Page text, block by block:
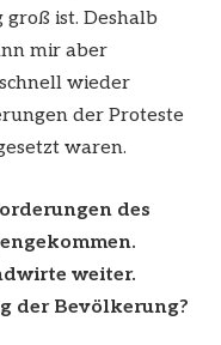
ist. Deshalb
mir aber
wieder
der Proteste
waren.
des
weiter.
der Bevölkerung?